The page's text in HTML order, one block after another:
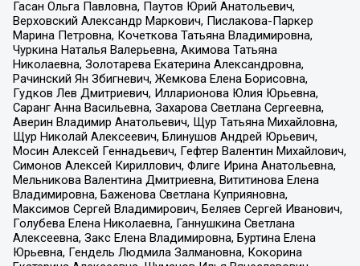
Гасан Ольга Павловна, Паутов Юрий Анатольевич,
Верховский Александр Маркович, Пислакова-Паркер
Марина Петровна, Кочеткова Татьяна Владимировна,
Чуркина Наталья Валерьевна, Акимова Татьяна
Николаевна, Золотарева Екатерина Александровна,
Рачинский Ян Збигневич, Жемкова Елена Борисовна,
Гудков Лев Дмитриевич, Илларионова Юлия Юрьевна,
Саранг Анна Васильевна, Захарова Светлана Сергеевна,
Аверин Владимир Анатольевич, Щур Татьяна Михайловна,
Щур Николай Алексеевич, Блинушов Андрей Юрьевич,
Мосин Алексей Геннадьевич, Гефтер Валентин Михайлович,
Симонов Алексей Кириллович, Флиге Ирина Анатольевна,
Мельникова Валентина Дмитриевна, Вититинова Елена
Владимировна, Баженова Светлана Куприяновна,
Максимов Сергей Владимирович, Беляев Сергей Иванович,
Голубева Елена Николаевна, Ганнушкина Светлана
Алексеевна, Закс Елена Владимировна, Буртина Елена
Юрьевна, Гендель Людмила Залмановна, Кокорина